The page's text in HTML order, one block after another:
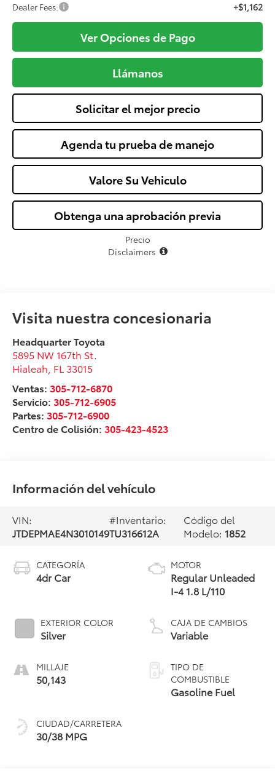
Dealer Fees:
+$1,162
Ver Opciones de Pago
Llámanos
Solicitar el mejor precio
Agenda tu prueba de manejo
Valore Su Vehiculo
Obtenga una aprobación previa
Precio
Disclaimers
Visita nuestra concesionaria
Headquarter Toyota
5895 NW 167th St.
Hialeah FL 33015
Ventas: 305-712-6870
Servicio: 305-712-6905
Partes: 305-712-6900
Centro de Colisión: 305-423-4523
Información del vehículo
VIN:
JTDEPMAE4N3010149
#Inventario:
TU316612A
Código del
Modelo: 1852
CATEGORÍA
4dr Car
EXTERIOR COLOR
Silver
MILLAJE
50,143
CIUDAD/CARRETERA
30/38 MPG
MOTOR
Regular Unleaded
I-4 1.8 L/110
CAJA DE CAMBIOS
Variable
TIPO DE
COMBUSTIBLE
Gasoline Fuel